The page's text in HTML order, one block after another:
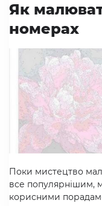
Як
номерах
Поки мистецтво
все популярнішим,
корисними